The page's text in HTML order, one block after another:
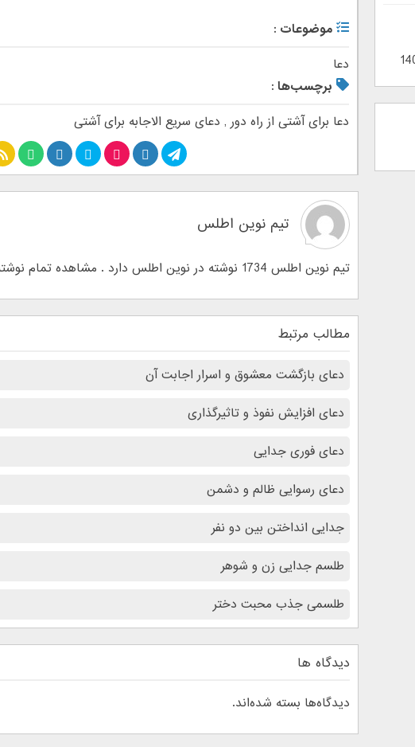
موضوعات :
دعا
برچسب‌ها :
دعا برای آشتی از راه دور , دعای سریع الاجابه برای آشتی
تیم نوین اطلس
تیم نوین اطلس 1734 نوشته در نوین اطلس دارد . مشاهده تمام نوشته های
مطالب مرتبط
دعای بازگشت معشوق و اسرار اجابت آن
دعای افزایش نفوذ و تاثیرگذاری
دعای فوری جدایی
دعای رسوایی ظالم و دشمن
جدایی انداختن بین دو نفر
طلسم جدایی زن و شوهر
طلسمی جذب محبت دختر
دیدگاه ها
دیدگاه‌ها بسته شده‌اند.